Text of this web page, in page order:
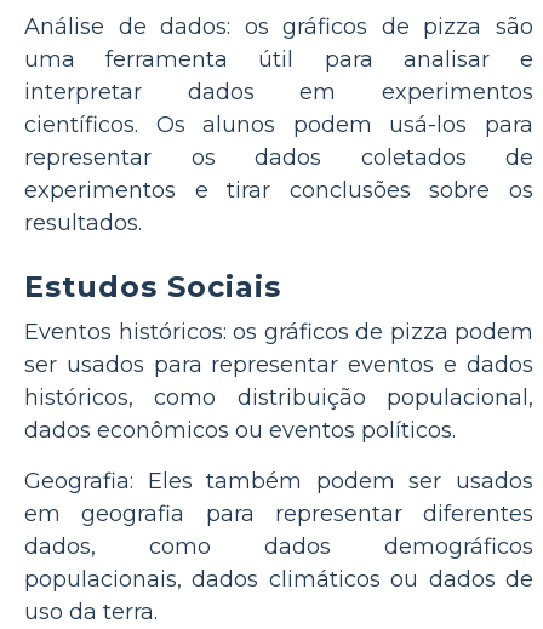
Análise de dados: os gráficos de pizza são
uma ferramenta útil para analisar e
interpretar dados em experimentos
científicos. Os alunos podem usá-los para
representar os dados coletados de
experimentos e tirar conclusões sobre os
resultados.
Estudos Sociais
Eventos históricos: os gráficos de pizza podem
ser usados para representar eventos e dados
históricos, como distribuição populacional,
dados econômicos ou eventos políticos.
Geografia: Eles também podem ser usados
em geografia para representar diferentes
dados, como dados demográficos
populacionais, dados climáticos ou dados de
uso da terra.